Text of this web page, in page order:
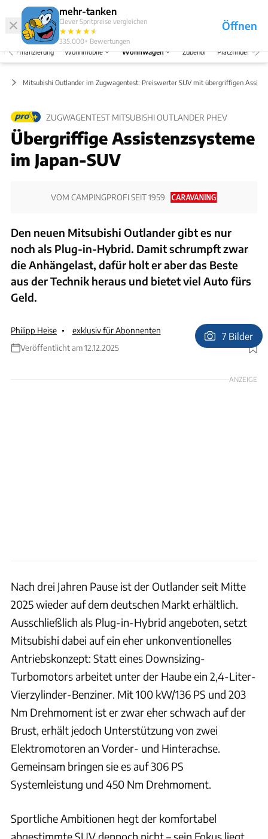
mehr-tanken
Clever Spritpreise vergleichen
★★★★★
★
335.000+ Bewertungen
Öffnen
Abo
Abo
Menü
Finanzierung Wohnmobile Wohnwagen Zubehör Platzfinder
Mitsubishi Outlander im Zugwagentest: Preiswerter SUV mit übergriffigen
ZUGWAGENTEST MITSUBISHI OUTLANDER PHEV
Übergriffige Assistenzsysteme
im Japan-SUV
VOM CAMPINGPROFI SEIT 1959
Den neuen Mitsubishi Outlander gibt es nur
noch als Plug-in-Hybrid. Damit schrumpft zwar
die Anhängelast, dafür holt er aber das Beste
aus der Technik heraus und bietet viel Auto fürs
Geld.
Philipp Heise
exklusiv für Abonnenten
Veröffentlicht am 12.12.2025
Foto: Andreas Becker
7 Bilder
ANZEIGE
Nach drei Jahren Pause ist der Outlander seit Mitte
2025 wieder auf dem deutschen Markt erhältlich.
Ausschließlich als Plug-in-Hybrid angeboten, setzt
Mitsubishi dabei auf ein eher unkonventionelles
Antriebskonzept: Statt eines Downsizing-
Turbomotors arbeitet unter der Haube ein 2,4-Liter-
Vierzylinder-Benziner. Mit 100 kW/136 PS und 203
Nm Drehmoment ist er zwar eher schwach auf der
Brust, erhält jedoch Unterstützung von zwei
Elektromotoren an Vorder- und Hinterachse.
Gemeinsam bringen sie es auf 306 PS
Systemleistung und 450 Nm Drehmoment.
Sportliche Ambitionen hegt der komfortabel